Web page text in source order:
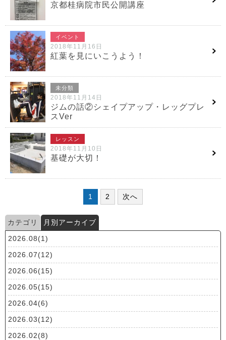
京都桂病院市民公開講座
イベント
2018年11月16日
紅葉を見にいこうよう！
未分類
2018年11月14日
ジムの話②シェイプアップ・レッグプレ
スVer
レッスン
2018年11月10日
基礎が大切！
1 2 次へ
カテゴリ
月別アーカイブ
2026.08(1)
2026.07(12)
2026.06(15)
2026.05(15)
2026.04(6)
2026.03(12)
2026.02(8)